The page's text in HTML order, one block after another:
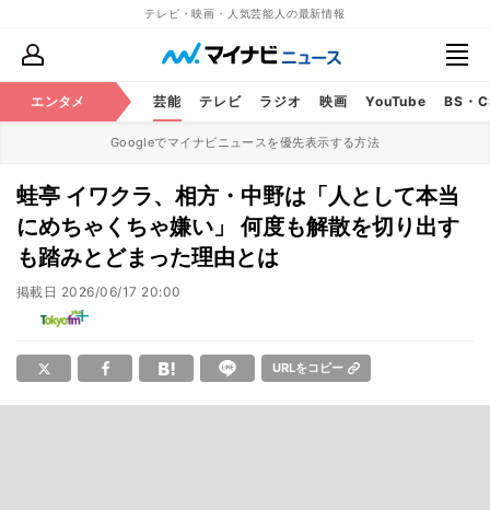
テレビ・映画・人気芸能人の最新情報
エンタメ 芸能 テレビ ラジオ 映画 YouTube BS・
Googleでマイナビニュースを優先表示する方法
蛙亭 イワクラ、相方・中野は「人として本当
にめちゃくちゃ嫌い」 何度も解散を切り出す
も踏みとどまった理由とは
掲載日 2026/06/17 20:00
URLをコピー